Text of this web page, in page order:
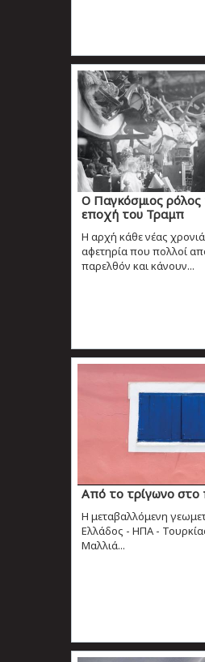
Ο Παγκόσμιος
εποχή του Τραμπ
Η αρχή κάθε νέας
αφετηρία που πολλοί
παρελθόν και κάνουν...
Από το τρίγωνο στο
Η μεταβαλλόμενη
Ελλάδος - ΗΠΑ -
Μαλλιά...